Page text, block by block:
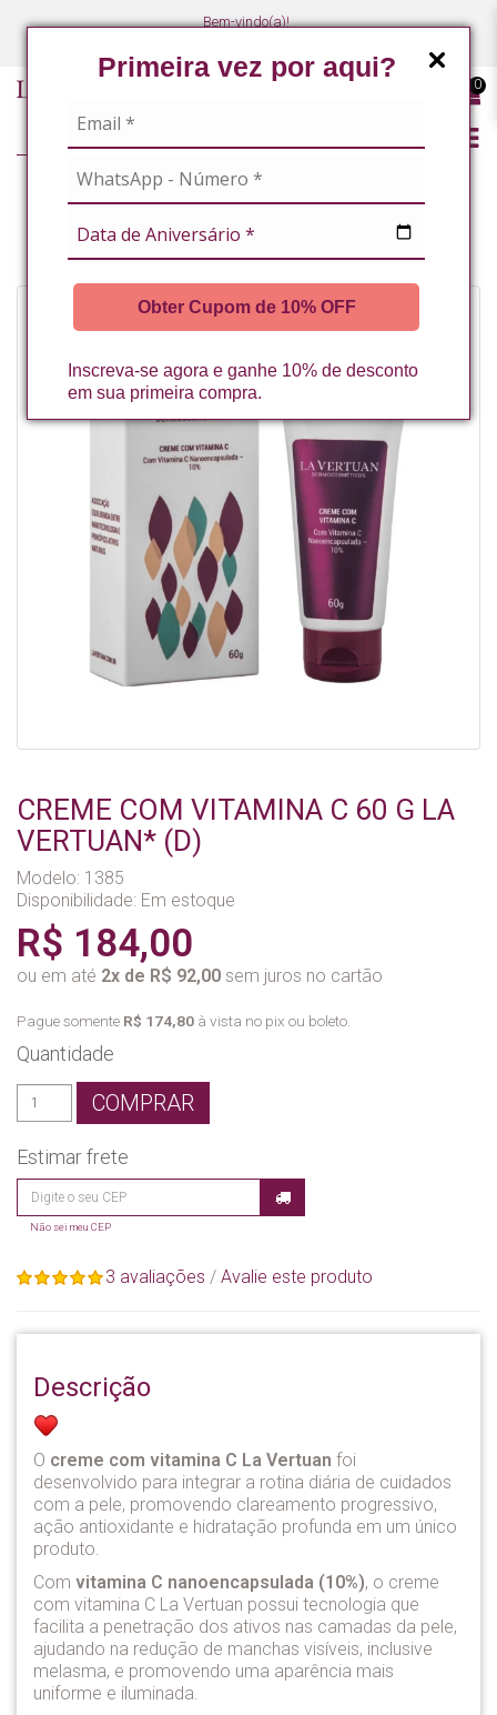
Primeira vez por aqui?
Obter Cupom de 10% OFF
Inscreva-se agora e ganhe 10% de desconto
em sua primeira compra.
Bem-vindo(a)!
0
CREME COM VITAMINA C 60 G LA
VERTUAN* (D)
Modelo: 1385
Disponibilidade: Em estoque
R$ 184,00
ou em até 2x de R$ 92,00 sem juros no cartão
Pague somente R$ 174,80 à vista no pix ou boleto.
Quantidade
COMPRAR
Estimar frete
Não sei meu CEP
3 avaliações / Avalie este produto
Descrição
O creme com vitamina C La Vertuan foi
desenvolvido para integrar a rotina diária de cuidados
com a pele, promovendo clareamento progressivo,
ação antioxidante e hidratação profunda em um único
produto.
Com vitamina C nanoencapsulada (10%), o creme
com vitamina C La Vertuan possui tecnologia que
facilita a penetração dos ativos nas camadas da pele,
ajudando na redução de manchas visíveis, inclusive
melasma, e promovendo uma aparência mais
uniforme e iluminada.